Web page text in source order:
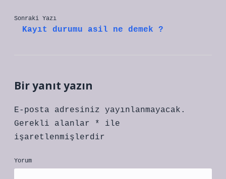
Sonraki Yazı
Kayıt durumu asil ne demek ?
Bir yanıt yazın
E-posta adresiniz yayınlanmayacak.
Gerekli alanlar
*
ile
işaretlenmişlerdir
Yorum